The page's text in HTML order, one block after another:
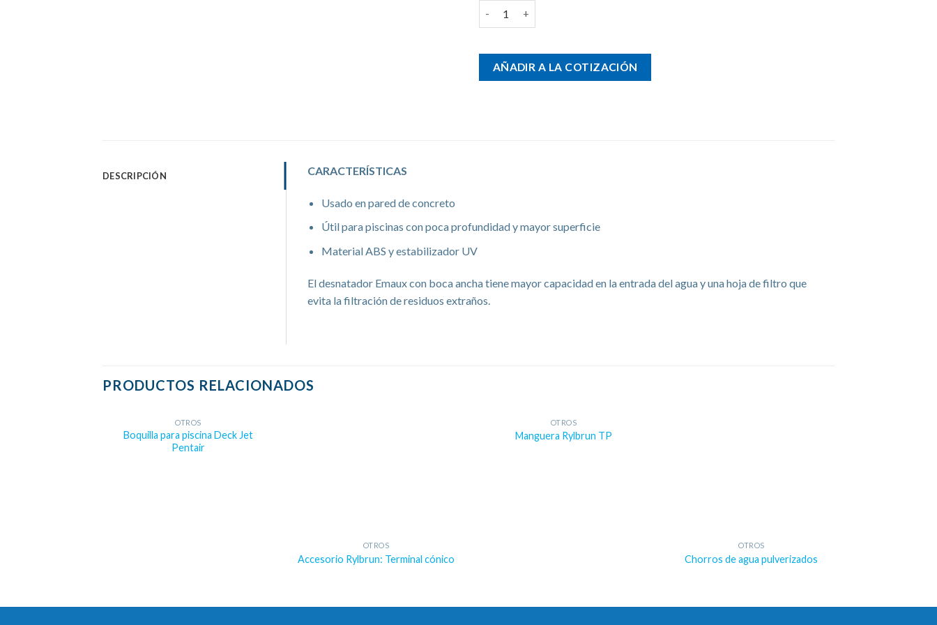
Desnatador para piscina Emaux boca ancha cantidad
AÑADIR A LA COTIZACIÓN
DESCRIPCIÓN CARACTERÍSTICAS
Usado en pared de concreto
Útil para piscinas con poca profundidad y mayor superficie
Material ABS y estabilizador UV
El desnatador Emaux con boca ancha tiene mayor capacidad en la entrada del agua y una hoja de filtro que
evita la filtración de residuos extraños.
PRODUCTOS RELACIONADOS
OTROS
Boquilla para piscina Deck Jet
Pentair
OTROS
Accesorio Rylbrun: Terminal cónico
OTROS
Manguera Rylbrun TP
OTROS
Chorros de agua pulverizados